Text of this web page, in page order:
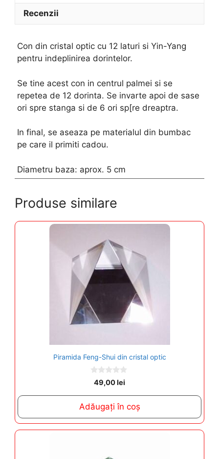
Recenzii
Con din cristal optic cu 12 laturi si Yin-Yang
pentru indeplinirea dorintelor.
Se tine acest con in centrul palmei si se
repetea de 12 dorinta. Se invarte apoi de sase
ori spre stanga si de 6 ori sp[re dreaptra.
In final, se aseaza pe materialul din bumbac
pe care il primiti cadou.
Diametru baza: aprox. 5 cm
Produse similare
Piramida Feng-Shui din cristal optic
o
o
5
49,00lei
Adăugați în coș